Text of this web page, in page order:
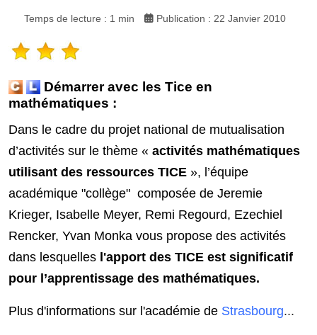
Temps de lecture : 1 min Publication : 22 Janvier 2010
Démarrer avec les Tice en
mathématiques :
Dans le cadre du projet national de mutualisation
d’activités sur le thème « activités mathématiques
utilisant des ressources TICE », l’équipe
académique "collège" composée de Jeremie
Krieger, Isabelle Meyer, Remi Regourd, Ezechiel
Rencker, Yvan Monka vous propose des activités
dans lesquelles l'apport des TICE est significatif
pour l’apprentissage des mathématiques.
Plus d'informations sur l'académie de Strasbourg...